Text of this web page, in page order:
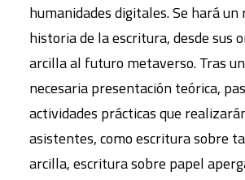
humanidades digitales. Se hará un
historia de la escritura, desde sus
arcilla al futuro metaverso. Tras
necesaria presentación teórica,
actividades prácticas que
asistentes, como escritura sobre
arcilla, escritura sobre papel